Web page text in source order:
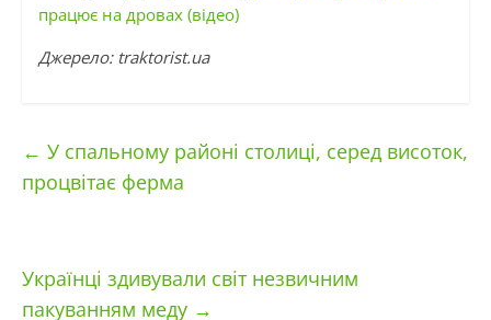
працює на дровах (відео)
Джерело: traktorist.ua
← У спальному районі столиці, серед висоток,
процвітає ферма
Українці здивували світ незвичним
пакуванням меду →